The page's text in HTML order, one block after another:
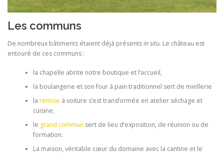
Les communs
De nombreux bâtiments étaient déjà présentsin situ. Le château est
entouré de ces communs :
la chapelle abrite notre boutique et l’accueil,
la boulangerie et son four à pain traditionnel sert de miellerie
la remise à voiture s’est transformée en atelier séchage et
cuisine,
le grand commun sert de lieu d’exposition, de réunion ou de
formation.
La maison, véritable cœur du domaine avec la cantine et le